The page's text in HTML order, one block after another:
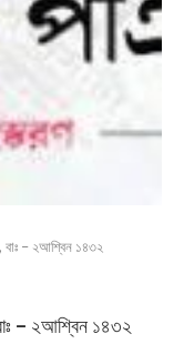
– ২আশ্বিন ১৪৩২
– ২আশ্বিন ১৪৩২